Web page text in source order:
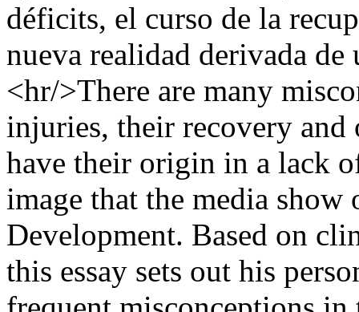
déficits, el curso de la
nueva realidad derivada
<hr/>There are many
injuries, their recovery and
have their origin in a lack
image that the media show
Development. Based on
this essay sets out his